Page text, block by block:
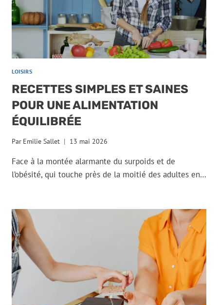
LOISIRS
RECETTES SIMPLES ET SAINES
POUR UNE ALIMENTATION
ÉQUILIBRÉE
Par Emilie Sallet 13 mai 2026
Face à la montée alarmante du surpoids et de
l’obésité, qui touche près de la moitié des adultes en…